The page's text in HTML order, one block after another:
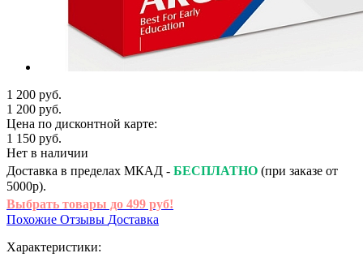
1 200 руб.
1 200 руб.
Цена по дисконтной карте:
1 150 руб.
Нет в наличии
Доставка в пределах МКАД - БЕСПЛАТНО (при заказе от
5000р).
Выбрать товары до 499 руб!
Похожие Отзывы Доставка
Характеристики: